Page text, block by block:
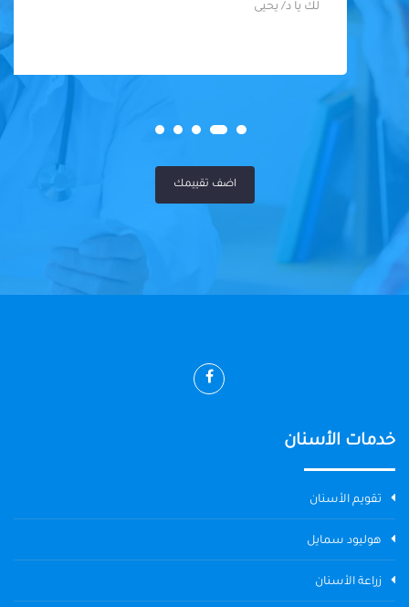
لك يا د/ يحيى
اضف تقييمك
خدمات الأسنان
تقويم الأسنان
هوليود سمايل
زراعة الأسنان